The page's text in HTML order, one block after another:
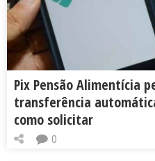
Pix Pensão Alimentícia
transferência
como solicitar
0